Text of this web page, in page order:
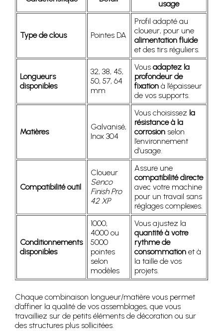
usage
Type de clous Pointes DA
Profil adapté au
cloueur, pour une
alimentation fluide
et des tirs réguliers.
Longueurs
disponibles
32, 38, 45,
50, 57, 64
mm
Vous adaptez la
profondeur de
fixation à l’épaisseur
de vos supports.
Matières
Galvanisé,
Inox 304
Vous choisissez la
résistance à la
corrosion selon
l’environnement
d’usage.
Compatibilité outil
Cloueur
Senco
Finish Pro
42 XP
Assure une
compatibilité directe
avec votre machine
pour un travail sans
réglages complexes.
Conditionnements
disponibles
1000,
4000 ou
5000
pointes
selon
modèles
Vous ajustez la
quantité à votre
rythme de
consommation et à
la taille de vos
projets.
Chaque combinaison longueur/matière vous permet
d’affiner la qualité de vos assemblages, que vous
travailliez sur de petits éléments de décoration ou sur
des structures plus sollicitées.